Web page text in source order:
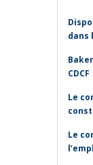
dans
CDCF
Le
Le